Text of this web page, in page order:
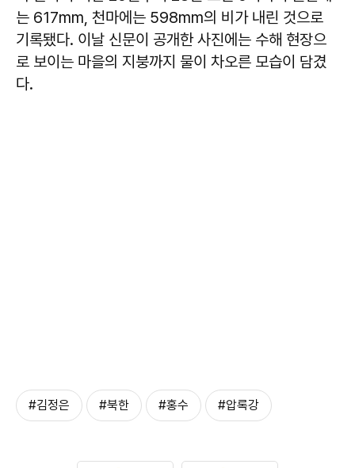
는 617mm, 천마에는 598mm의 비가 내린 것으로
기록됐다. 이날 신문이 공개한 사진에는 수해 현장으
로 보이는 마을의 지붕까지 물이 차오른 모습이 담겼
다.
#김정은 #북한 #홍수 #압록강